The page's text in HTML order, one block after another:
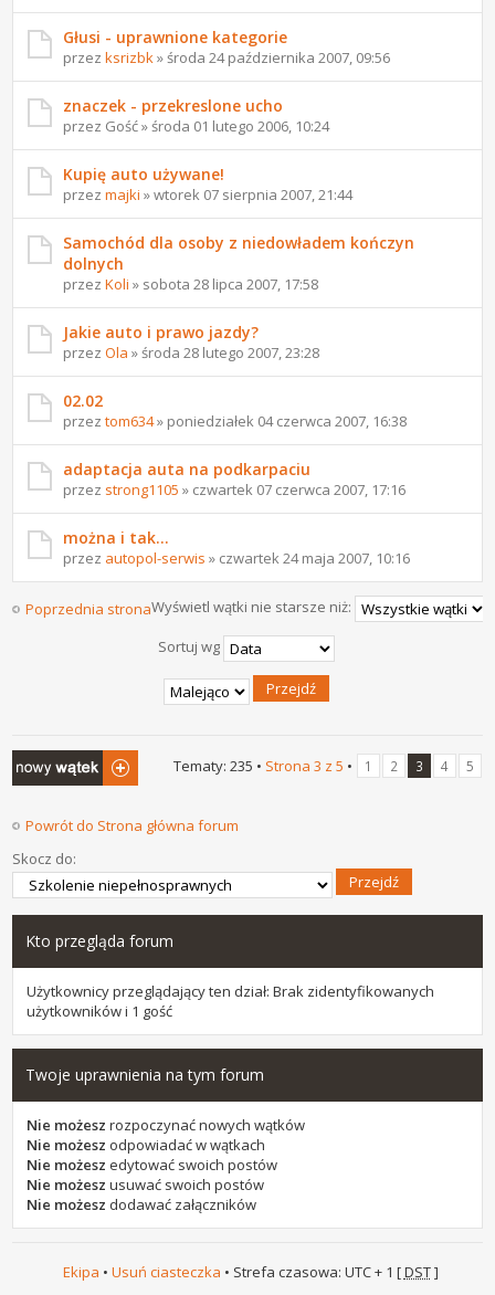
Głusi - uprawnione kategorie
przezksrizbk » środa 24 października 2007, 09:56
znaczek - przekreslone ucho
przez Gość » środa 01 lutego 2006, 10:24
Kupię auto używane!
przezmajki » wtorek 07 sierpnia 2007, 21:44
Samochód dla osoby z niedowładem kończyn
dolnych
przezKoli » sobota 28 lipca 2007, 17:58
Jakie auto i prawo jazdy?
przezOla » środa 28 lutego 2007, 23:28
02.02
przeztom634» poniedziałek 04 czerwca 2007, 16:38
adaptacja auta na podkarpaciu
przez strong1105 » czwartek 07 czerwca 2007, 17:16
można i tak...
przez autopol-serwis » czwartek 24 maja 2007, 10:16
Poprzednia strona Następna strona
Wyświetl wątki nie starsze niż:
Sortuj wg
Napisz wątek Tematy: 235 • Strona 3 z 5 • 1 2 3 4 5
Powrót do Strona główna forum
Skocz do:
Kto przegląda forum
Użytkownicy przeglądający ten dział: Brak zidentyfikowanych
użytkowników i 1 gość
Twoje uprawnienia na tym forum
Nie możesz rozpoczynać nowych wątków
Nie możesz odpowiadać w wątkach
Nie możesz edytować swoich postów
Nie możesz usuwać swoich postów
Nie możesz dodawać załączników
Ekipa • Usuń ciasteczka • Strefa czasowa: UTC + 1 [DST]